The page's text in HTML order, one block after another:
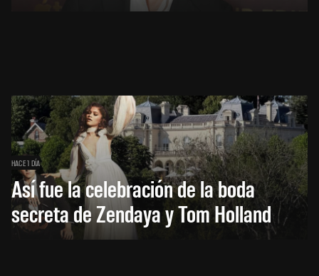
HACE 1 DÍA
Así fue la celebración de la boda
secreta de Zendaya y Tom Holland